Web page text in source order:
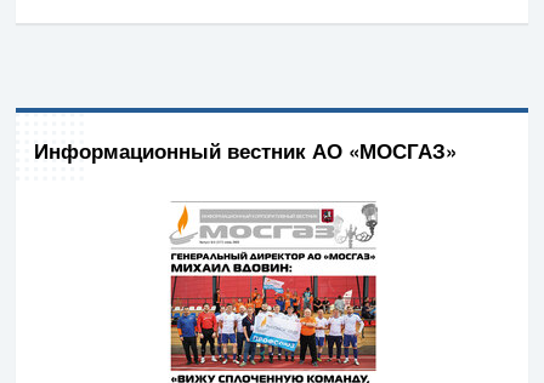
Информационный вестник АО «МОСГАЗ»